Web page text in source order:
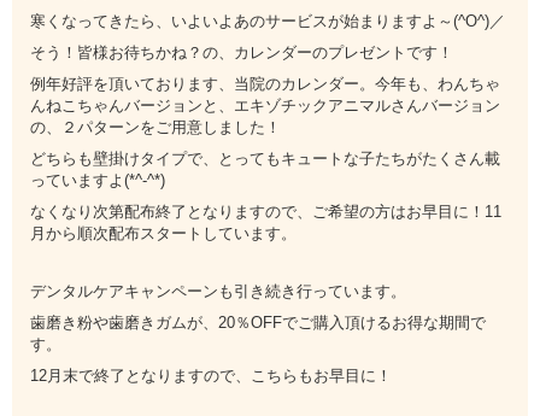
寒くなってきたら、いよいよあのサービスが始まりますよ～(^O^)／
そう！皆様お待ちかね？の、カレンダーのプレゼントです！
例年好評を頂いております、当院のカレンダー。今年も、わんちゃ
んねこちゃんバージョンと、エキゾチックアニマルさんバージョン
の、２パターンをご用意しました！
どちらも壁掛けタイプで、とってもキュートな子たちがたくさん載
っていますよ(*^-^*)
なくなり次第配布終了となりますので、ご希望の方はお早目に！11
月から順次配布スタートしています。
デンタルケアキャンペーンも引き続き行っています。
歯磨き粉や歯磨きガムが、20％OFFでご購入頂けるお得な期間で
す。
12月末で終了となりますので、こちらもお早目に！